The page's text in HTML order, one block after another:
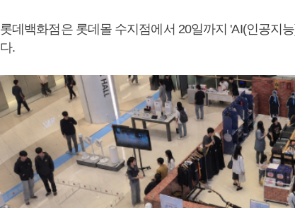
롯데백화점은 롯데몰 수지점에서 20일까지 'AI(인공지
다.